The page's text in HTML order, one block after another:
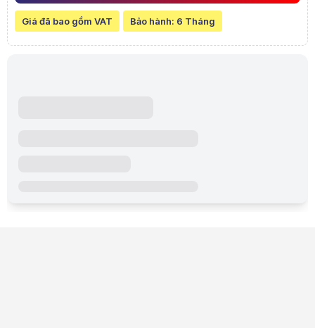
Giá đã bao gồm VAT Bảo hành: 6 Tháng